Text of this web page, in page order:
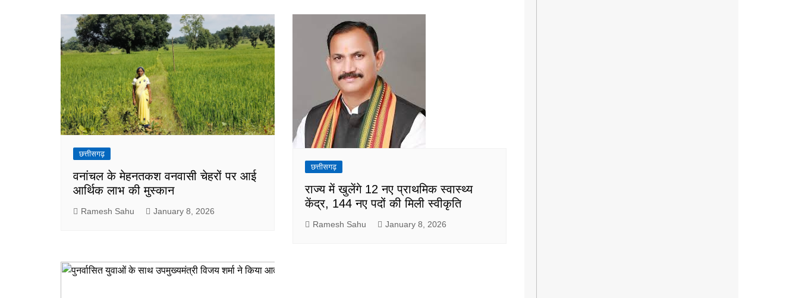
छत्तीसगढ़
वनांचल के मेहनतकश वनवासी चेहरों पर आई
आर्थिक लाभ की मुस्कान
Ramesh Sahu January 8, 2026
छत्तीसगढ़
राज्य में खुलेंगे 12 नए प्राथमिक स्वास्थ्य
केंद्र, 144 नए पदों की मिली स्वीकृति
Ramesh Sahu January 8, 2026